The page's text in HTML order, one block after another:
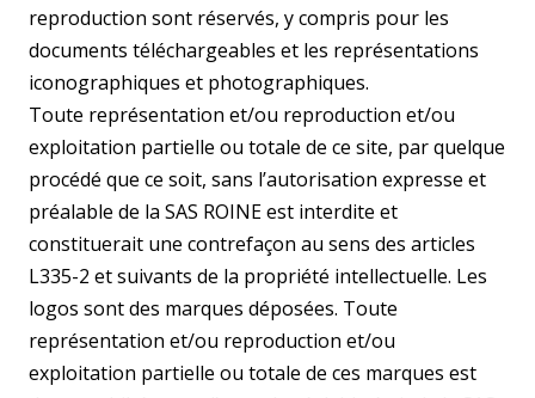
reproduction sont réservés, y compris pour les
documents téléchargeables et les représentations
iconographiques et photographiques.
Toute représentation et/ou reproduction et/ou
exploitation partielle ou totale de ce site, par quelque
procédé que ce soit, sans l’autorisation expresse et
préalable de la SAS ROINE est interdite et
constituerait une contrefaçon au sens des articles
L335-2 et suivants de la propriété intellectuelle. Les
logos sont des marques déposées. Toute
représentation et/ou reproduction et/ou
exploitation partielle ou totale de ces marques est